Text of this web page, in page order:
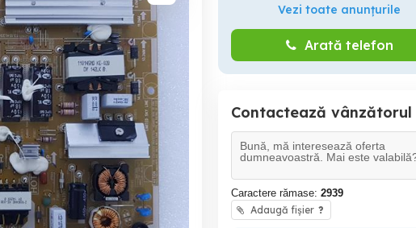
Vezi toate anunțurile
Arată telefon
Contactează vânzătorul
Caractere rămase: 2939
Adaugă fișier ?